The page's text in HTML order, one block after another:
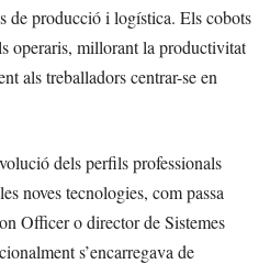
de producció i logística. Els cobots
operaris, millorant la productivitat
als treballadors centrar-se en
dels perfils professionals
noves tecnologies, com passa
Officer o director de Sistemes
s’encarregava de